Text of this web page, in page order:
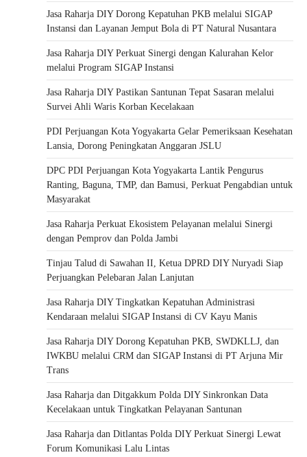
Jasa Raharja DIY Dorong Kepatuhan PKB melalui SIGAP
Instansi dan Layanan Jemput Bola di PT Natural Nusantara
Jasa Raharja DIY Perkuat Sinergi dengan Kalurahan Kelor
melalui Program SIGAP Instansi
Jasa Raharja DIY Pastikan Santunan Tepat Sasaran melalui
Survei Ahli Waris Korban Kecelakaan
PDI Perjuangan Kota Yogyakarta Gelar Pemeriksaan Kesehatan
Lansia, Dorong Peningkatan Anggaran JSLU
DPC PDI Perjuangan Kota Yogyakarta Lantik Pengurus
Ranting, Baguna, TMP, dan Bamusi, Perkuat Pengabdian untuk
Masyarakat
Jasa Raharja Perkuat Ekosistem Pelayanan melalui Sinergi
dengan Pemprov dan Polda Jambi
Tinjau Talud di Sawahan II, Ketua DPRD DIY Nuryadi Siap
Perjuangkan Pelebaran Jalan Lanjutan
Jasa Raharja DIY Tingkatkan Kepatuhan Administrasi
Kendaraan melalui SIGAP Instansi di CV Kayu Manis
Jasa Raharja DIY Dorong Kepatuhan PKB, SWDKLLJ, dan
IWKBU melalui CRM dan SIGAP Instansi di PT Arjuna Mir
Trans
Jasa Raharja dan Ditgakkum Polda DIY Sinkronkan Data
Kecelakaan untuk Tingkatkan Pelayanan Santunan
Jasa Raharja dan Ditlantas Polda DIY Perkuat Sinergi Lewat
Forum Komunikasi Lalu Lintas